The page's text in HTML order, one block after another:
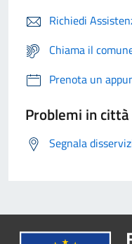
Richiedi
Chiama il
Prenota un
Problemi in città
Segnala